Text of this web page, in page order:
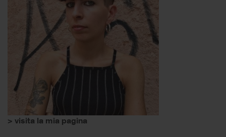
> visita la mia pagina